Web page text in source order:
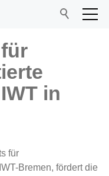
in
für
Bremen, fördert die